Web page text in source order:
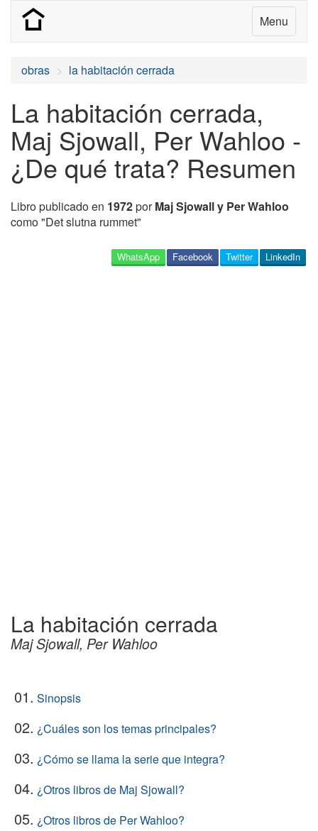
Menu
obras la habitación cerrada
La habitación cerrada,
Maj Sjowall, Per Wahloo -
¿De qué trata? Resumen
Libro publicado en 1972porMaj Sjowall y Per Wahloo
como "Det slutna rummet"
LinkedIn
Twitter
Facebook
WhatsApp
La habitación cerrada
Maj Sjowall, Per Wahloo
01. Sinopsis
02. ¿Cuáles son los temas principales?
03. ¿Cómo se llama la serie que integra?
04. ¿Otros libros de Maj Sjowall?
05. ¿Otros libros de Per Wahloo?